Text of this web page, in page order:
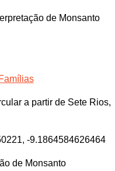
de Monsanto
Famílias
a partir de Sete Rios,
-9.1864584626464
de Monsanto